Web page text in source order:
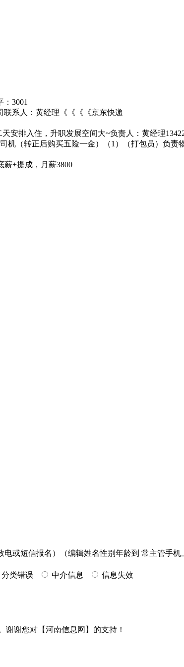
3001
联系人：黄经理《《《《京东快递
排入住，升职发展空间大~负责人：黄经理
（转正后购买五险一金）（1）（打包员）负责
薪+提成，月薪3800
或短信报名）（编辑姓名性别年龄到 常主管手机
分类错误 中介信息 信息失效
谢谢您对【河南信息网】的支持！